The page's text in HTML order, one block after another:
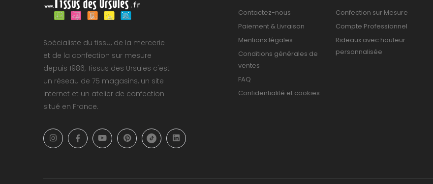
Spécialiste du tissu, de la mercerie
et de la confection sur mesure
depuis 1986, Tissus des Ursules c'est
un réseau de 75 magasins, un site
Internet et un atelier de confection
situé en France.
Contactez-nous
Paiement & Livraison
Mentions légales
Conditions générales de
ventes
FAQ
Confidentialité et cookies
Confection sur Mesure
Compte Professionnel
Rideaux avec hauteur
personnalisée